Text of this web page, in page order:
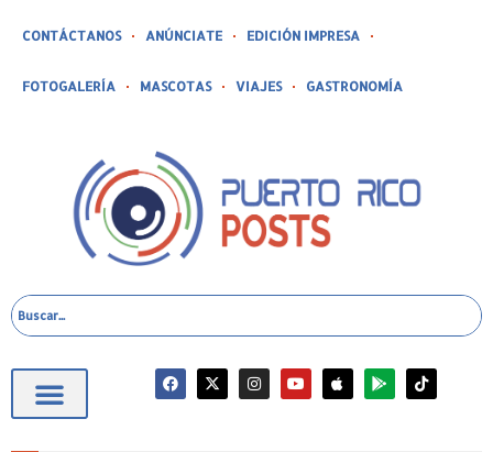
CONTÁCTANOS ANÚNCIATE EDICIÓN IMPRESA
FOTOGALERÍA MASCOTAS VIAJES GASTRONOMÍA